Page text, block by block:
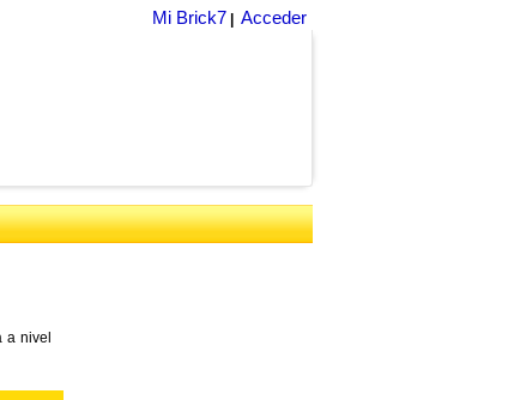
Mi Brick7 Acceder
a nivel